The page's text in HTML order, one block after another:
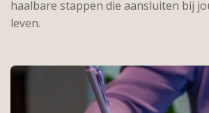
haalbare stappen die aansluiten bij
leven.